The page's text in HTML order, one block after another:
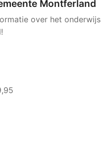
Montferland
over het onderwijs